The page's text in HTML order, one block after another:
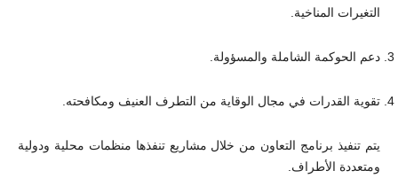
التغيرات المناخية.
دعم الحوكمة الشاملة والمسؤولة.
تقوية القدرات في مجال الوقاية من التطرف العنيف ومكافحته.
يتم تنفيذ برنامج التعاون من خلال مشاريع تنفذها منظمات محلية ودولية
ومتعددة الأطراف.